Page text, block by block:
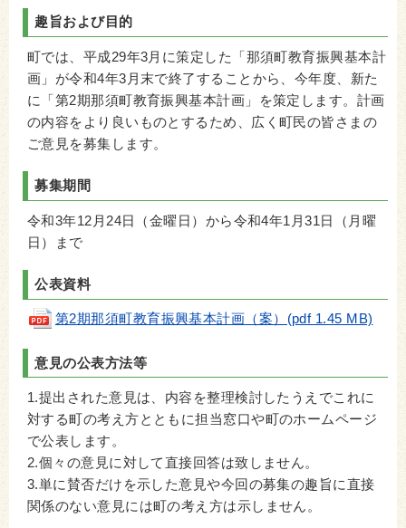
趣旨および目的
町では、平成29年3月に策定した「那須町教育振興基本計
画」が令和4年3月末で終了することから、今年度、新た
に「第2期那須町教育振興基本計画」を策定します。計画
の内容をより良いものとするため、広く町民の皆さまの
ご意見を募集します。
募集期間
令和3年12月24日（金曜日）から令和4年1月31日（月曜
日）まで
公表資料
第2期那須町教育振興基本計画（案）(pdf 1.45 MB)
意見の公表方法等
1.提出された意見は、内容を整理検討したうえでこれに
対する町の考え方とともに担当窓口や町のホームページ
で公表します。
2.個々の意見に対して直接回答は致しません。
3.単に賛否だけを示した意見や今回の募集の趣旨に直接
関係のない意見には町の考え方は示しません。